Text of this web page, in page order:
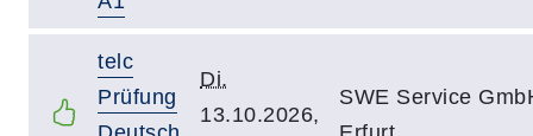
telc
Prüfung
Di.
13.10.2026,
SWE Service